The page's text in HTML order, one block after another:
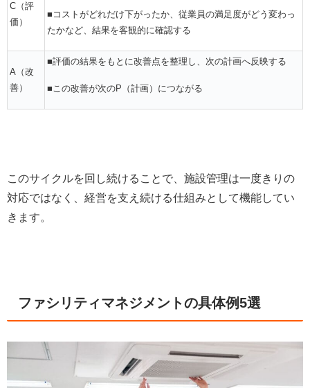
C（評
価）
■コストがどれだけ下がったか、従業員の満足度がどう変わっ
たかなど、結果を客観的に確認する
A（改
善）
■評価の結果をもとに改善点を整理し、次の計画へ反映する
■この改善が次のP（計画）につながる
このサイクルを回し続けることで、施設管理は一度きりの
対応ではなく、経営を支え続ける仕組みとして機能してい
きます。
ファシリティマネジメントの具体例5選